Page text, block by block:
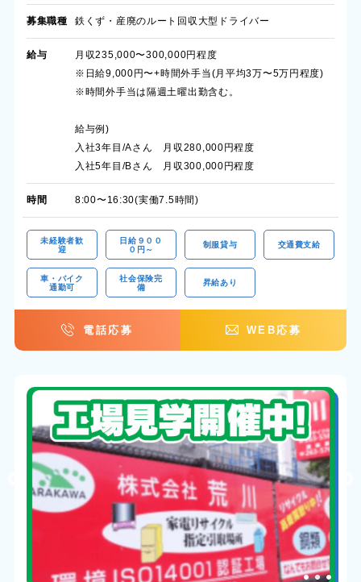
募集職種 鉄くず・産廃のルート回収大型ドライバー
給与
月収235,000〜300,000円程度
※日給9,000円〜+時間外手当(月平均3万〜5万円程度)
※時間外手当は隔週土曜出勤含む。
給与例)
入社3年目/Aさん 月収280,000円程度
入社5年目/Bさん 月収300,000円程度
時間 8:00〜16:30(実働7.5時間)
未経験者歓
迎
日給９００
０円～
制服貸与 交通費支給
車・バイク
通勤可
社会保険完
備
昇給あり
電話応募 WEB応募